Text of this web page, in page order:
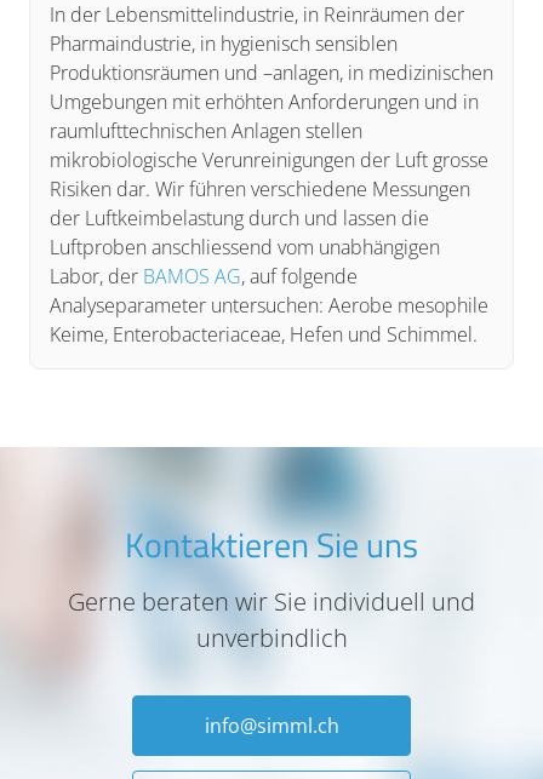
In der Lebensmittelindustrie, in Reinräumen der
Pharmaindustrie, in hygienisch sensiblen
Produktionsräumen und –anlagen, in medizinischen
Umgebungen mit erhöhten Anforderungen und in
raumlufttechnischen Anlagen stellen
mikrobiologische Verunreinigungen der Luft grosse
Risiken dar. Wir führen verschiedene Messungen
der Luftkeimbelastung durch und lassen die
Luftproben anschliessend vom unabhängigen
Labor, der BAMOS AG, auf folgende
Analyseparameter untersuchen: Aerobe mesophile
Keime, Enterobacteriaceae, Hefen und Schimmel.
Kontaktieren Sie uns
Gerne beraten wir Sie individuell und
unverbindlich
info@simml.ch